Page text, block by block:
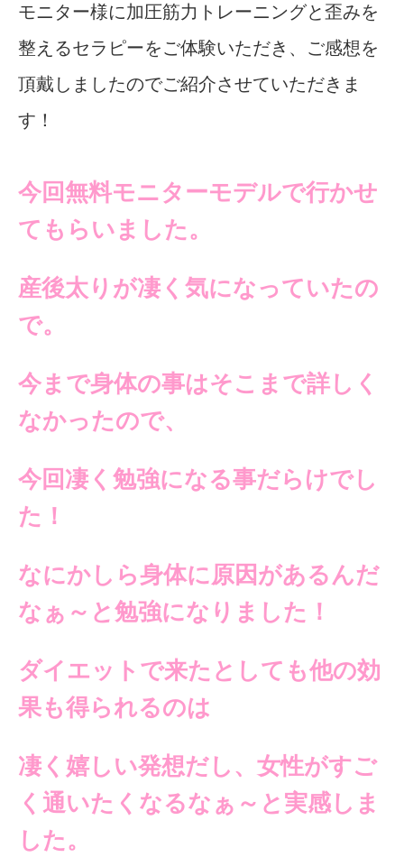
モニター様に加圧筋力トレーニングと歪みを
整えるセラピーをご体験いただき、ご感想を
頂戴しましたのでご紹介させていただきま
す！
今回無料モニターモデルで行かせ
てもらいました。
産後太りが凄く気になっていたの
で。
今まで身体の事はそこまで詳しく
なかったので、
今回凄く勉強になる事だらけでし
た！
なにかしら身体に原因があるんだ
なぁ～と勉強になりました！
ダイエットで来たとしても他の効
果も得られるのは
凄く嬉しい発想だし、 女性がすご
く通いたくなるなぁ～ と実感しま
した。